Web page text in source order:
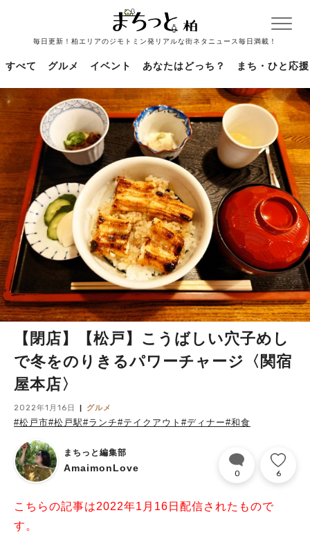
毎日更新！柏エリアのジモトミン発リアルな街ネタニュース毎日満載！
すべて グルメ イベント あなたはどっち？ まち・ひと応援
【閉店】【松戸】こうばしい穴子めし
で冬をのりきるパワーチャージ〈関宿
屋本店〉
2022年1月16日 グルメ
#松戸市#松戸駅#ランチ#テイクアウト #ディナー#和食
まちっと編集部
AmaimonLove 0 6
こちらの記事は2022年1月16日配信されたもので
す。